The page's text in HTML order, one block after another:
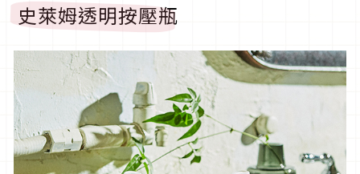
史萊姆透明按壓瓶